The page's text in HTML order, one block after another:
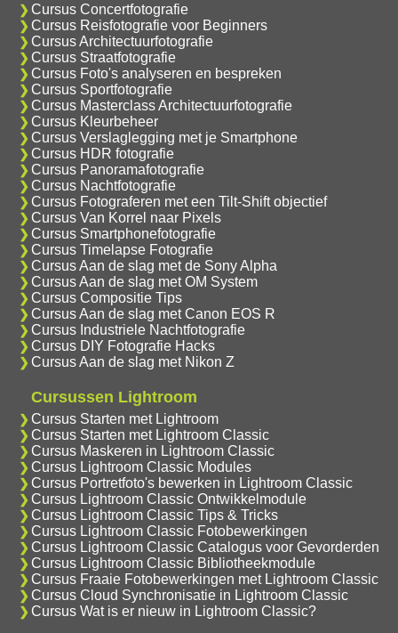
Cursus Concertfotografie
Cursus Reisfotografie voor Beginners
Cursus Architectuurfotografie
Cursus Straatfotografie
Cursus Foto's analyseren en bespreken
Cursus Sportfotografie
Cursus Masterclass Architectuurfotografie
Cursus Kleurbeheer
Cursus Verslaglegging met je Smartphone
Cursus HDR fotografie
Cursus Panoramafotografie
Cursus Nachtfotografie
Cursus Fotograferen met een Tilt-Shift objectief
Cursus Van Korrel naar Pixels
Cursus Smartphonefotografie
Cursus Timelapse Fotografie
Cursus Aan de slag met de Sony Alpha
Cursus Aan de slag met OM System
Cursus Compositie Tips
Cursus Aan de slag met Canon EOS R
Cursus Industriele Nachtfotografie
Cursus DIY Fotografie Hacks
Cursus Aan de slag met Nikon Z
Cursussen Lightroom
Cursus Starten met Lightroom
Cursus Starten met Lightroom Classic
Cursus Maskeren in Lightroom Classic
Cursus Lightroom Classic Modules
Cursus Portretfoto's bewerken in Lightroom Classic
Cursus Lightroom Classic Ontwikkelmodule
Cursus Lightroom Classic Tips & Tricks
Cursus Lightroom Classic Fotobewerkingen
Cursus Lightroom Classic Catalogus voor Gevorderden
Cursus Lightroom Classic Bibliotheekmodule
Cursus Fraaie Fotobewerkingen met Lightroom Classic
Cursus Cloud Synchronisatie in Lightroom Classic
Cursus Wat is er nieuw in Lightroom Classic?